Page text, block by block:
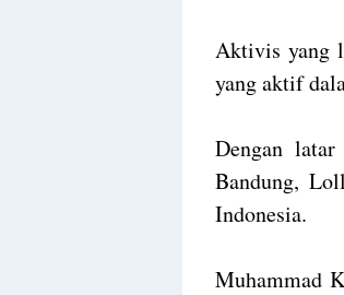
Aktivis yang
yang aktif
Dengan
Bandung,
Indonesia.
Muhammad